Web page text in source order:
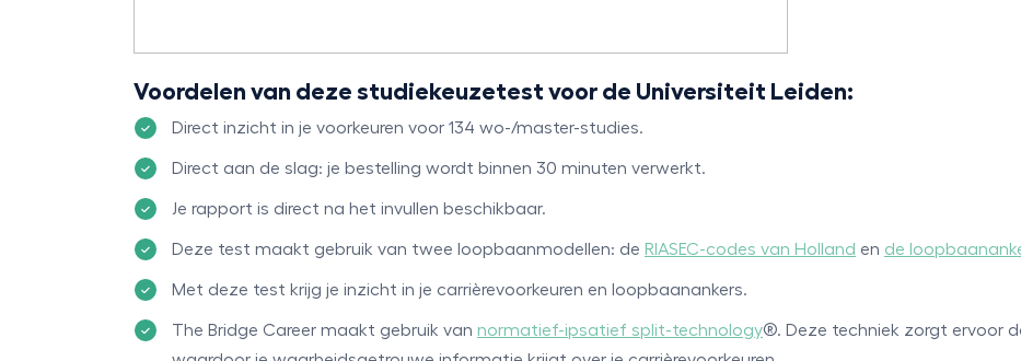
Voordelen van deze studiekeuzetest voor de Universiteit Leiden:
Direct inzicht in je voorkeuren voor 134 wo-/master-studies.
Direct aan de slag: je bestelling wordt binnen 30 minuten verwerkt.
Je rapport is direct na het invullen beschikbaar.
Deze test maakt gebruik van twee loopbaanmodellen: de RIASEC-codes van Holland en de
Met deze test krijg je inzicht in je carrièrevoorkeuren en loopbaanankers.
The Bridge Career maakt gebruik van normatief-ipsatief split-technology®. Deze techniek zorgt ervoor